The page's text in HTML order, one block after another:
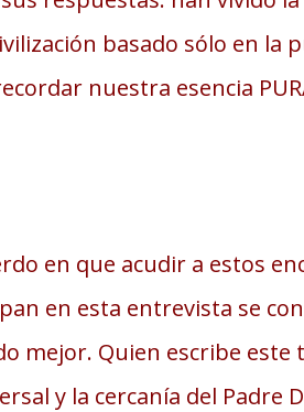
basado sólo en la
nuestra esencia
en que acudir a estos
en esta entrevista se
mejor. Quien escribe
y la cercanía del